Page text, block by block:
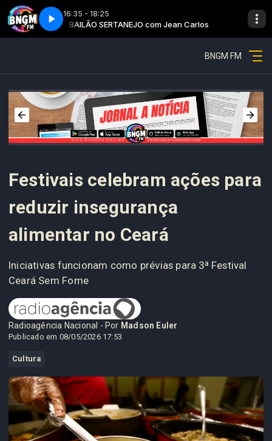
16:35 - 18:25
Carlos BAILÃO SERTANEJO com Jean Carlos
Rede Construir
BNGM FM
Festivais celebram ações para
reduzir insegurança
alimentar no Ceará
Iniciativas funcionam como prévias para 3ª Festival
Ceará Sem Fome
Radioagência Nacional - Por Madson Euler
Publicado em 08/05/2026 17:53
Cultura